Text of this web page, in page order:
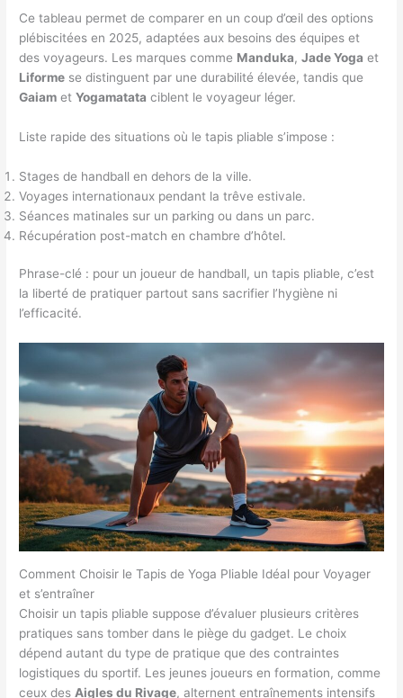
Ce tableau permet de comparer en un coup d’œil des options
plébiscitées en 2025, adaptées aux besoins des équipes et
des voyageurs. Les marques comme Manduka,Jade Yoga et
Liforme se distinguent par une durabilité élevée, tandis que
Gaiam etYogamatata ciblent le voyageur léger.
Liste rapide des situations où le tapis pliable s’impose :
Stages de handball en dehors de la ville.
Voyages internationaux pendant la trêve estivale.
Séances matinales sur un parking ou dans un parc.
Récupération post-match en chambre d’hôtel.
Phrase-clé : pour un joueur de handball, un tapis pliable, c’est
la liberté de pratiquer partout sans sacrifier l’hygiène ni
l’efficacité.
Comment Choisir le Tapis de Yoga Pliable Idéal pour Voyager
et s’entraîner
Choisir un tapis pliable suppose d’évaluer plusieurs critères
pratiques sans tomber dans le piège du gadget. Le choix
dépend autant du type de pratique que des contraintes
logistiques du sportif. Les jeunes joueurs en formation, comme
ceux des Aigles du Rivage, alternent entraînements intensifs